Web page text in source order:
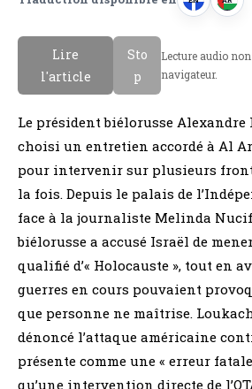
A
g
l
i
s
A
a
Lire
l'article
Sto
p
Lecture audio
navigateur.
Le président biélorusse Alexandre
choisi un entretien accordé à Al
pour intervenir sur plusieurs
la fois. Depuis le palais de
face à la journaliste Melinda
biélorusse a accusé Israël de
qualifié d’« Holocauste », tout en
guerres en cours pouvaient
que personne ne maîtrise.
dénoncé l’attaque américaine
présente comme une « erreur
qu’une intervention directe de